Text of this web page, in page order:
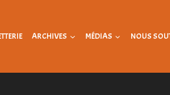
ARCHIVES MÉDIAS NOUS